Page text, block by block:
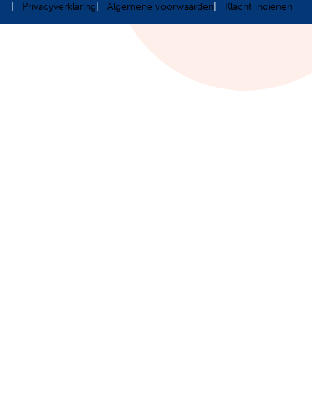
Privacyverklaring
Algemene voorwaarden Klacht indienen